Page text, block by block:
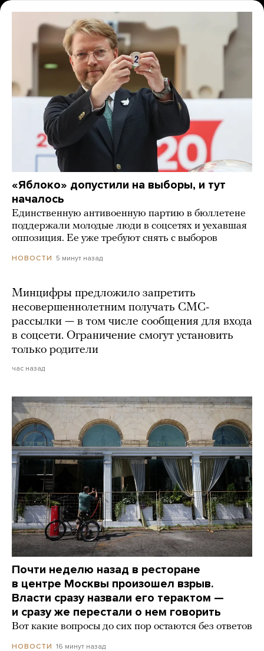
«Яблоко» допустили на выборы, и тут
началось
Единственную антивоенную партию в бюллетене
поддержали молодые люди в соцсетях и уехавшая
оппозиция. Ее уже требуют снять с выборов
НОВОСТИ 5 минут назад
Минцифры предложило запретить
несовершеннолетним получать СМС-
рассылки — в том числе сообщения для входа
в соцсети. Ограничение смогут установить
только родители
час назад
Почти неделю назад в ресторане
в центре Москвы произошел взрыв.
Власти сразу назвали его терактом —
и сразу же перестали о нем говорить
Вот какие вопросы до сих пор остаются без ответов
НОВОСТИ 16 минут назад